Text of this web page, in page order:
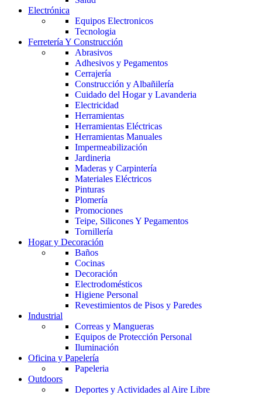
Electrónica
Equipos Electronicos
Tecnologia
Ferretería Y Construcción
Abrasivos
Adhesivos y Pegamentos
Cerrajería
Construcción y Albañilería
Cuidado del Hogar y Lavanderia
Electricidad
Herramientas
Herramientas Eléctricas
Herramientas Manuales
Impermeabilización
Jardineria
Maderas y Carpintería
Materiales Eléctricos
Pinturas
Plomería
Promociones
Teipe, Silicones Y Pegamentos
Tornillería
Hogar y Decoración
Baños
Cocinas
Decoración
Electrodomésticos
Higiene Personal
Revestimientos de Pisos y Paredes
Industrial
Correas y Mangueras
Equipos de Protección Personal
Iluminación
Oficina y Papelería
Papeleria
Outdoors
Deportes y Actividades al Aire Libre